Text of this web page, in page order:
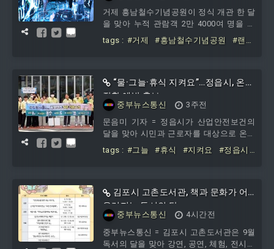
거제 흥남철수기념공원이 정식 개관 한 달
을 맞아 누적 관람객 2만 4000여 명을 기
록하며 대한민국을 대표하는 역사·평화 관
광명소로 빠르게 자리매김하고 있다.29
tags : #거제 #흥남철수기념공원
#랜드
“물·그늘·휴식 지켜요”…정읍시, 온열
질환 예방 홍보
중부뉴스통신
3주전
문음미 기자 = 정읍시가 산업안전보건의
달을 맞아 시민과 근로자를 대상으로 온열
질환과 산업재해 예방 활동에 나섰다.시는
지난 22일
tags : #그늘 #휴식 #지켜요
#정읍시
김포시 고촌도서관, 책과 문화가 어
우러지는 독서의 달
중부뉴스통신
4시간전
중부뉴스통신 = 김포시 고촌도서관은 9월
독서의 달을 맞아 강연, 공연, 체험, 전시를